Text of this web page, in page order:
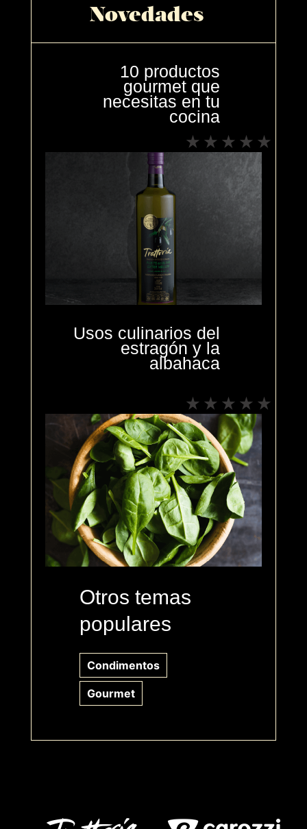
Novedades
10 productos
gourmet que
necesitas en tu
cocina
Usos culinarios del
estragón y la
albahaca
Otros temas
populares
Condimentos
Gourmet